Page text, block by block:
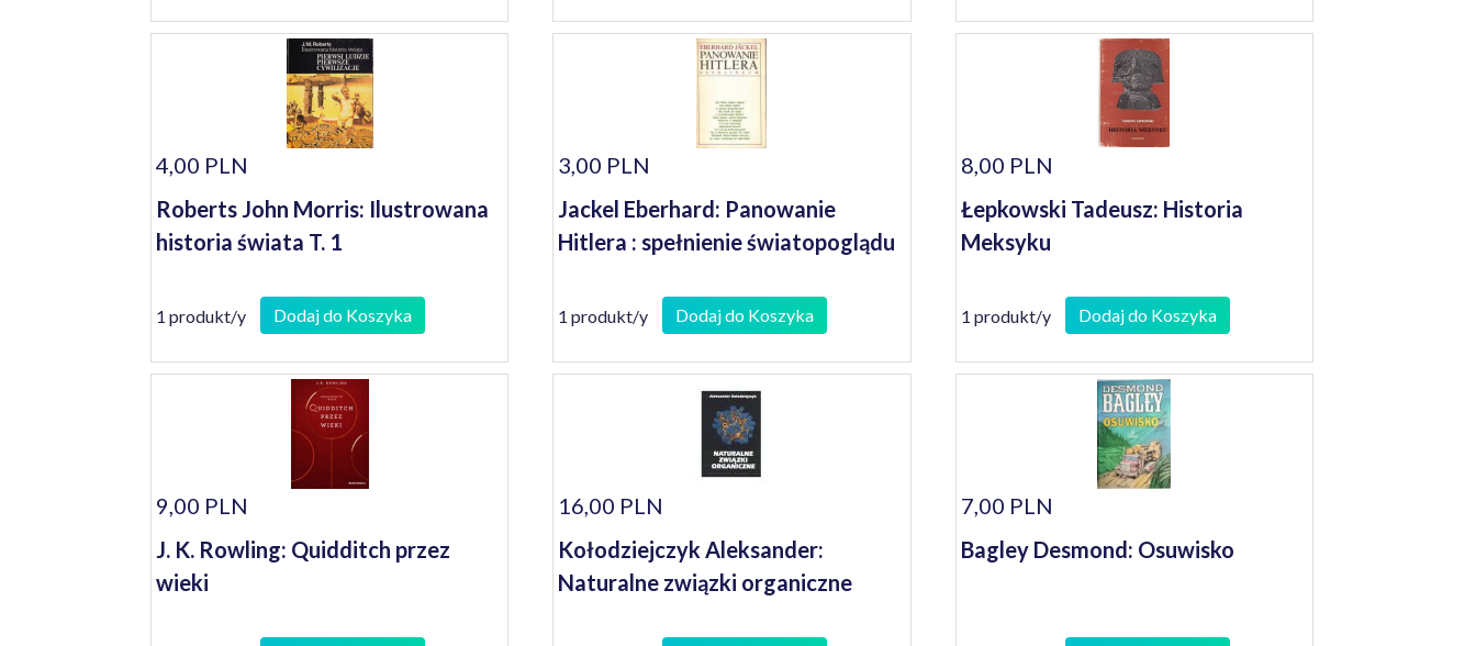
4,00 PLN
Roberts John Morris: Ilustrowana
historia świata T. 1
1 produkt/y Dodaj do Koszyka
3,00 PLN
Jackel Eberhard: Panowanie
Hitlera : spełnienie światopoglądu
1 produkt/y Dodaj do Koszyka
8,00 PLN
Łepkowski Tadeusz: Historia
Meksyku
1 produkt/y Dodaj do Koszyka
9,00 PLN
J. K. Rowling: Quidditch przez
wieki
16,00 PLN
Kołodziejczyk Aleksander:
Naturalne związki organiczne
7,00 PLN
Bagley Desmond: Osuwisko